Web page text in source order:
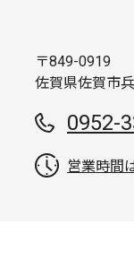
〒849-0919
佐賀県佐賀市
0952-
営業時間